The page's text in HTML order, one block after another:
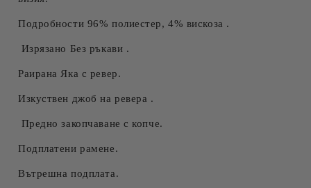
Подробности 96% полиестер, 4% вискоза .
Изрязано Без ръкави .
Раирана Яка с ревер.
Изкуствен джоб на ревера .
Предно закопчаване с копче.
Подплатени рамене.
Вътрешна подплата.